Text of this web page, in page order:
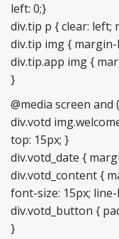
left: 0;}
div.tip p { clear: left;
div.tip img { margin-
div.tip.app img {
}
@media screen
div.votd
top: 15px; }
div.votd_date {
div.votd_content {
font-size: 15px;
div.votd_button {
}